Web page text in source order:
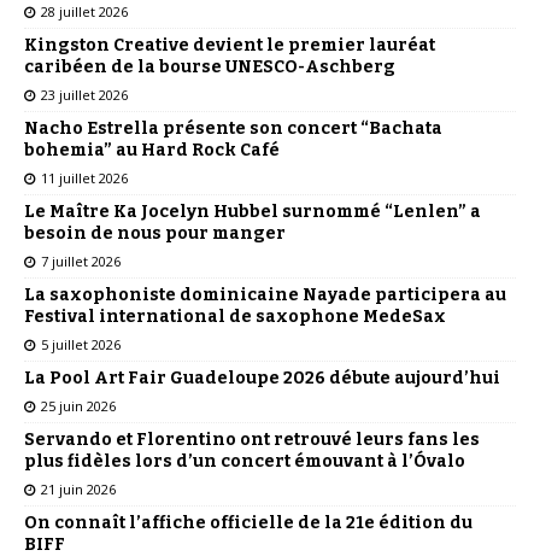
28 juillet 2026
Kingston Creative devient le premier lauréat
caribéen de la bourse UNESCO-Aschberg
23 juillet 2026
Nacho Estrella présente son concert “Bachata
bohemia” au Hard Rock Café
11 juillet 2026
Le Maître Ka Jocelyn Hubbel surnommé “Lenlen” a
besoin de nous pour manger
7 juillet 2026
La saxophoniste dominicaine Nayade participera au
Festival international de saxophone MedeSax
5 juillet 2026
La Pool Art Fair Guadeloupe 2026 débute aujourd’hui
25 juin 2026
Servando et Florentino ont retrouvé leurs fans les
plus fidèles lors d’un concert émouvant à l’Óvalo
21 juin 2026
On connaît l’affiche officielle de la 21e édition du
BIFF